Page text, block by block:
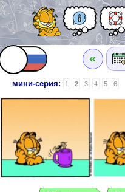
«
мини-серия: 1 2 3 4 5 6